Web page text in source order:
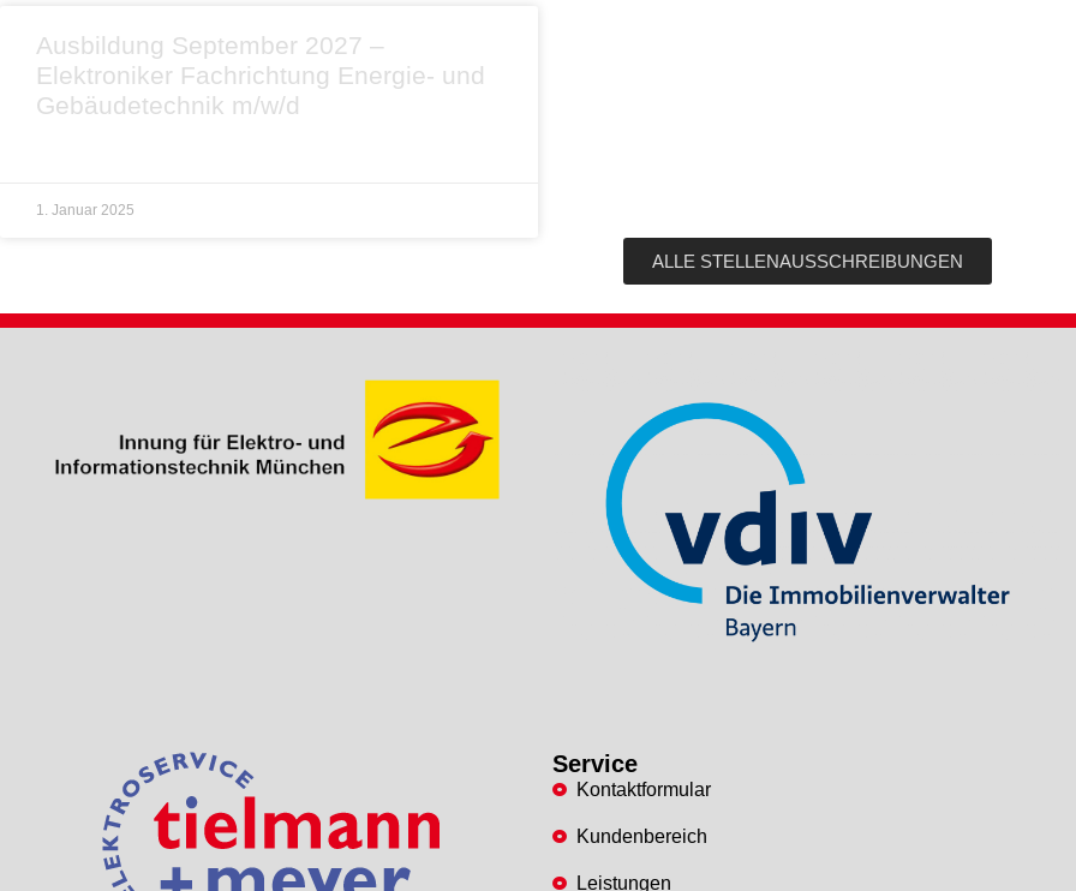
Ausbildung September 2027 –
Elektroniker Fachrichtung Energie- und
Gebäudetechnik m/w/d
1. Januar 2025
ALLE STELLENAUSSCHREIBUNGEN
Service
Kontaktformular
Kundenbereich
Leistungen